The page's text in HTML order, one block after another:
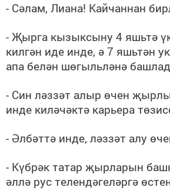
- Сәлам, Лиана! Кайчаннан
- Җырга кызыксыну 4 яшьтә
килгән иде инде, ә 7 яшьтән
апа белән шөгыльләнә
- Син ләззәт алыр өчен
инде киләчәктә карьера
- Әлбәттә инде, ләззәт алу
- Күбрәк татар җырларын
әллә рус телендәгеләргә